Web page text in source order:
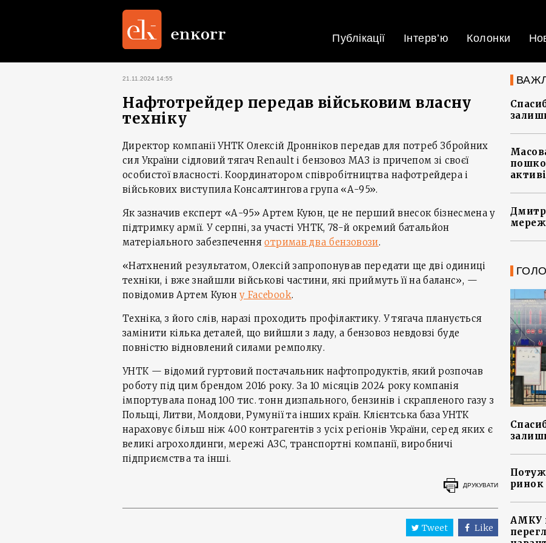
Публікації Інтерв’ю Колонки
21.11.2024 14:55
Нафтотрейдер передав військовим власну
техніку
Директор компанії УНТК Олексій Дронніков передав для потреб Збройних
сил України сідловий тягач Renault і бензовоз МАЗ із причепом зі своєї
особистої власності. Координатором співробітництва нафотрейдера і
військових виступила Консалтингова група «А-95».
Як зазначив експерт «А-95» Артем Куюн, це не перший внесок бізнесмена у
підтримку армії. У серпні, за участі УНТК, 78-й окремий батальйон
матеріального забезпеченняотримав два бензовози.
«Натхнений результатом, Олексій запропонував передати ще дві одиниці
техніки, і вже знайшли військові частини, які приймуть її на баланс», —
повідомив Артем Куюну Facebook.
Техніка, з його слів, наразі проходить профілактику. У тягача планується
замінити кілька деталей, що вийшли з ладу, а бензовоз невдовзі буде
повністю відновлений силами ремполку.
УНТК — відомий гуртовий постачальник нафтопродуктів, який розпочав
роботу під цим брендом 2016 року. За 10 місяців 2024 року компанія
імпортувала понад 100 тис. тонн дизпального, бензинів і скрапленого газу з
Польщі, Литви, Молдови, Румунії та інших країн. Клієнтська база УНТК
нараховує більш ніж 400 контрагентів з усіх регіонів України, серед яких є
великі агрохолдинги, мережі АЗС, транспортні компанії, виробничі
підприємства та інші.
ДРУКУВАТИ
Tweet Like
ринок
АМКУ